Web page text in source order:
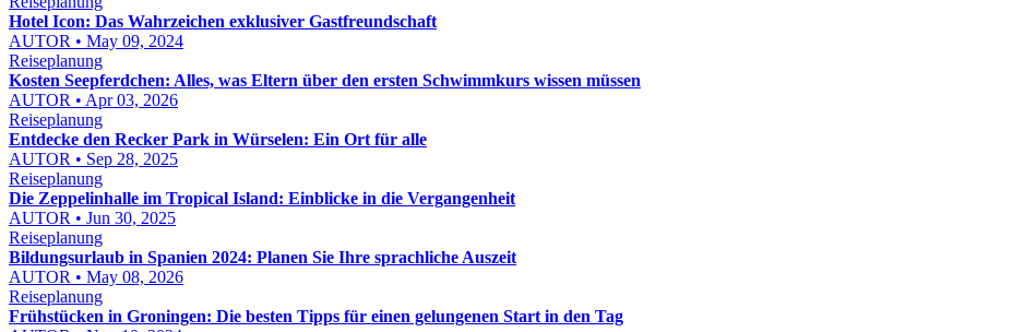
Hotel Icon: Das Wahrzeichen exklusiver Gastfreundschaft
AUTOR • May 09, 2024
Reiseplanung
Kosten Seepferdchen: Alles, was Eltern über den ersten Schwimmkurs wissen müssen
AUTOR • Apr 03, 2026
Reiseplanung
Entdecke den Recker Park in Würselen: Ein Ort für alle
AUTOR • Sep 28, 2025
Reiseplanung
Die Zeppelinhalle im Tropical Island: Einblicke in die Vergangenheit
AUTOR • Jun 30, 2025
Reiseplanung
Bildungsurlaub in Spanien 2024: Planen Sie Ihre sprachliche Auszeit
AUTOR • May 08, 2026
Reiseplanung
Frühstücken in Groningen: Die besten Tipps für einen gelungenen Start in den Tag